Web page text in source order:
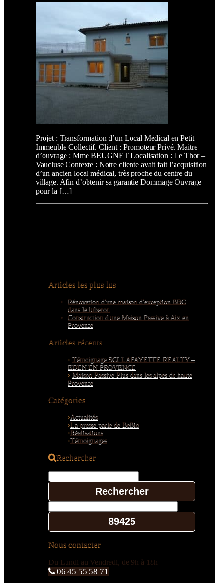
Projet : Transformation d’un Local Médical en Petit
Immeuble Collectif. Client : Promoteur Privé. Maitre
d’ouvrage : Mme BEUGNET Localisation : Le Thor –
Vaucluse Contexte : Notre cliente avait fait l’acquisition
d’un ancien local médical, très proche du centre du
village. Afin d’obtenir sa garantie Dommage Ouvrage
pour la […]
Articles les plus lus
Rénovation d'une maison d'exception BBC
dans le luberon
Construction d'une Maison Passive à Aix en
Provence
Articles récents
Témoignage SCI LAFAYETTE REALTY –
EDEN EN PROVENCE
Maison Passive Plus dans les alpes de haute
Provence
Catégories
Actualités
La presse parle de BeBio
Réalisations
Témoignages
Rechercher
Nous contacter
Du Lundi au Vendredi, de 9h à 18h
06 45 55 58 71